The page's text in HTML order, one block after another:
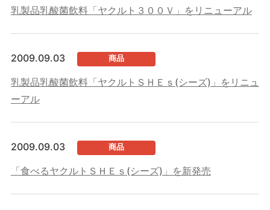
乳製品乳酸菌飲料「ヤクルト３００Ｖ」をリニューアル
2009.09.03 商品
乳製品乳酸菌飲料「ヤクルトＳＨＥｓ(シーズ)」をリニュ
ーアル
2009.09.03 商品
「食べるヤクルトＳＨＥｓ(シーズ)」を新発売